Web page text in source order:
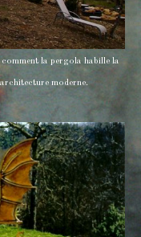
la pergola habille la
moderne.